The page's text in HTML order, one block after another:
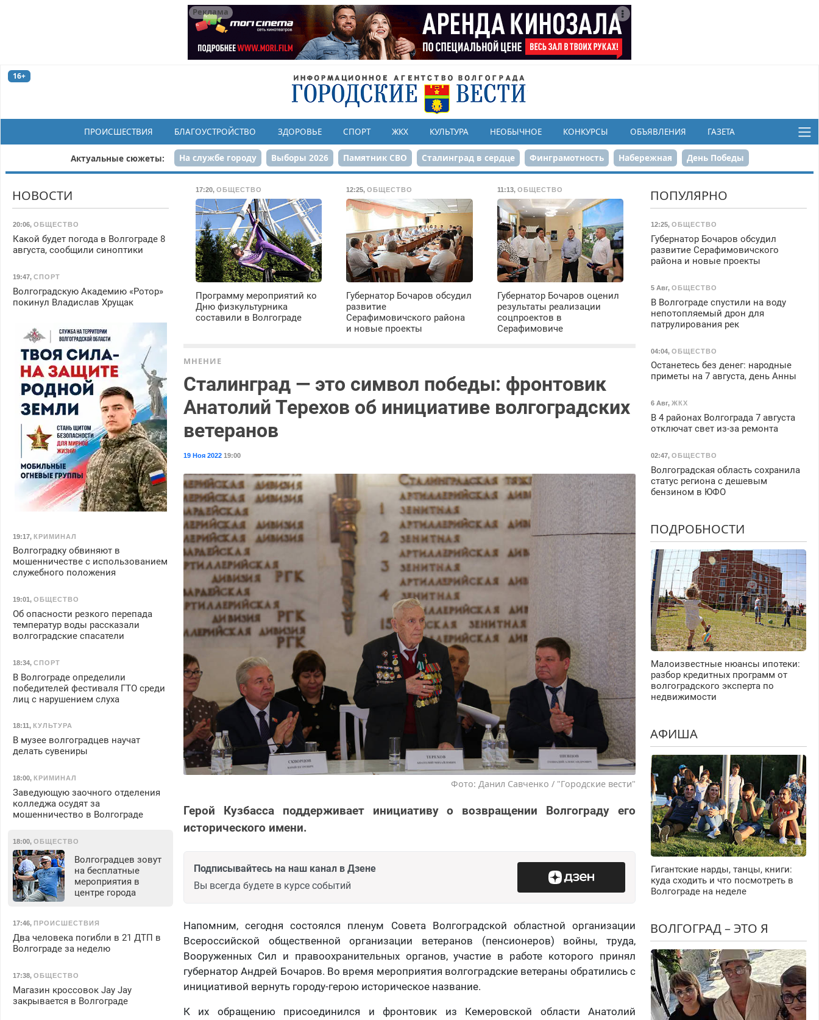
Реклама
16+
ПРОИСШЕСТВИЯ БЛАГОУСТРОЙСТВО ЗДОРОВЬЕ СПОРТ ЖКХ КУЛЬТУРА НЕОБЫЧНОЕ КОНКУРСЫ ОБЪЯВЛЕНИЯ ГАЗЕТА
Актуальные сюжеты: На службе городу Выборы 2026 Памятник СВО Сталинград в сердце Финграмотность Набережная День Победы
Реконструкция ЦПКиО 80-летие Победы Парк Героев-летчиков
17:20,ОБЩЕСТВО
Программу мероприятий ко
Дню физкультурника
составили в Волгограде
12:25,ОБЩЕСТВО
Губернатор Бочаров обсудил
развитие
Серафимовичского района
и новые проекты
11:13, ОБЩЕСТВО
Губернатор Бочаров оценил
результаты реализации
соцпроектов в
Серафимовиче
МНЕНИЕ
Сталинград — это символ победы: фронтовик
Анатолий Терехов об инициативе волгоградских
ветеранов
19 Ноя 2022 19:00
Фото: Данил Савченко / "Городские вести"
Герой Кузбасса поддерживает инициативу о возвращении Волгограду его
исторического имени.
Подписывайтесь на наш канал в Дзене
Вы всегда будете в курсе событий
Напомним, сегодня состоялся пленум Совета Волгоградской областной организации
Всероссийской общественной организации ветеранов (пенсионеров) войны, труда,
Вооруженных Сил и правоохранительных органов, участие в работе которого принял
губернатор Андрей Бочаров. Во время мероприятия волгоградские ветераны обратились с
инициативой вернуть городу-герою историческое название.
К их обращению присоединился и фронтовик из Кемеровской области Анатолий
НОВОСТИ
20:06, ОБЩЕСТВО
Какой будет погода в Волгограде 8
августа, сообщили синоптики
19:47, СПОРТ
Волгоградскую Академию «Ротор»
покинул Владислав Хрущак
19:17, КРИМИНАЛ
Волгоградку обвиняют в
мошенничестве с использованием
служебного положения
19:01, ОБЩЕСТВО
Об опасности резкого перепада
температур воды рассказали
волгоградские спасатели
18:34, СПОРТ
В Волгограде определили
победителей фестиваля ГТО среди
лиц с нарушением слуха
18:11 , КУЛЬТУРА
В музее волгоградцев научат
делать сувениры
18:00, КРИМИНАЛ
Заведующую заочного отделения
колледжа осудят за
мошенничество в Волгограде
18:00, ОБЩЕСТВО
Волгоградцев зовут
на бесплатные
мероприятия в
центре города
17:46, ПРОИСШЕСТВИЯ
Два человека погибли в 21 ДТП в
Волгограде за неделю
17:38, ОБЩЕСТВО
Магазин кроссовок Jay Jay
закрывается в Волгограде
ПОПУЛЯРНО
12:25, ОБЩЕСТВО
Губернатор Бочаров обсудил
развитие Серафимовичского
района и новые проекты
5 Авг, ОБЩЕСТВО
В Волгограде спустили на воду
непотопляемый дрон для
патрулирования рек
04:04, ОБЩЕСТВО
Останетесь без денег: народные
приметы на 7 августа, день Анны
6 Авг, ЖКХ
В 4 районах Волгограда 7 августа
отключат свет из-за ремонта
02:47, ОБЩЕСТВО
Волгоградская область сохранила
статус региона с дешевым
бензином в ЮФО
ПОДРОБНОСТИ
Малоизвестные нюансы ипотеки:
разбор кредитных программ от
волгоградского эксперта по
недвижимости
АФИША
Гигантские нарды, танцы, книги:
куда сходить и что посмотреть в
Волгограде на неделе
ВОЛГОГРАД – ЭТО Я